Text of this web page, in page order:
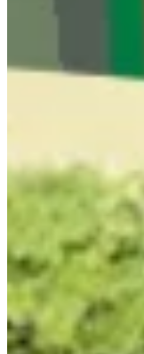
Eventos
Assine
Taba na Escola